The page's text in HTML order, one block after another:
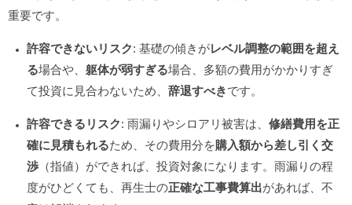
重要です。
許容できないリスク: 基礎の傾きがレベル調整の範囲を超え
る場合や、 躯体が弱すぎる場合、多額の費用がかかりすぎ
て投資に見合わないため、 辞退すべきです。
許容できるリスク: 雨漏りやシロアリ被害は、 修繕費用を正
確に見積もれるため、その費用分を購入額から差し引く交
渉 （指値）ができれば、投資対象になります。雨漏りの程
度がひどくても、再生士の正確な工事費算出があれば、不